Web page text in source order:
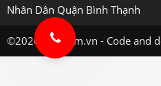
Nhân Dân Quận Bình Thạnh
©2026 bak.com.vn - Code and